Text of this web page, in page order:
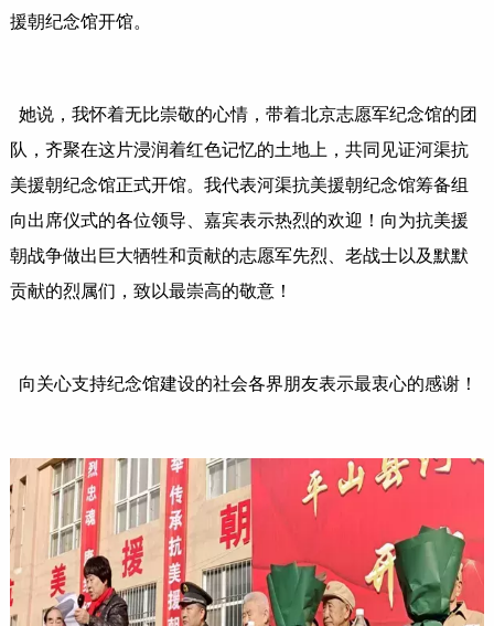
援朝纪念馆开馆。
她说，我怀着无比崇敬的心情，带着北京志愿军纪念馆的团
队，齐聚在这片浸润着红色记忆的土地上，共同见证河渠抗
美援朝纪念馆正式开馆。我代表河渠抗美援朝纪念馆筹备组
向出席仪式的各位领导、嘉宾表示热烈的欢迎！向为抗美援
朝战争做出巨大牺牲和贡献的志愿军先烈、老战士以及默默
贡献的烈属们，致以最崇高的敬意！
向关心支持纪念馆建设的社会各界朋友表示最衷心的感谢！